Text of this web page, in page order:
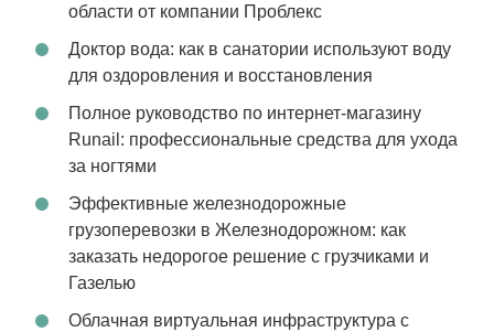
области от компании Проблекс
Доктор вода: как в санатории используют воду
для оздоровления и восстановления
Полное руководство по интернет-магазину
Runail: профессиональные средства для ухода
за ногтями
Эффективные железнодорожные
грузоперевозки в Железнодорожном: как
заказать недорогое решение с грузчиками и
Газелью
Облачная виртуальная инфраструктура с